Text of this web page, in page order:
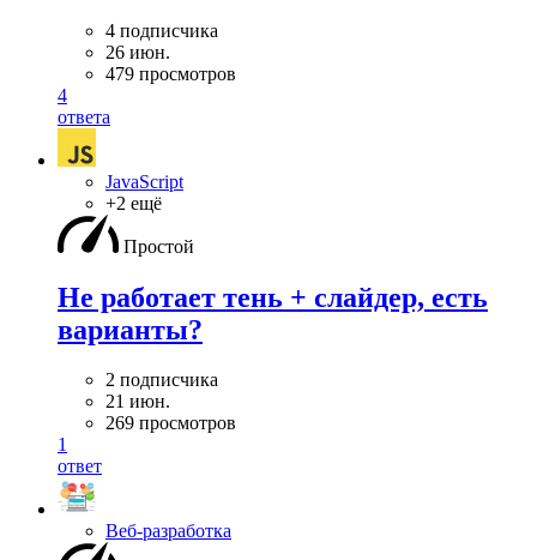
4 подписчика
26 июн.
479 просмотров
4
ответа
JavaScript
+2 ещё
Простой
Не работает тень + слайдер, есть
варианты?
2 подписчика
21 июн.
269 просмотров
1
ответ
Веб-разработка